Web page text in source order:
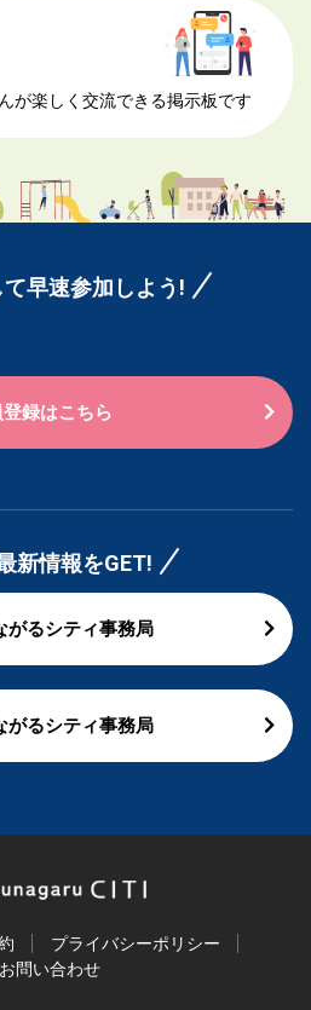
が楽しく交流できる掲示板です
早速参加しよう!
録はこちら
新情報をGET!
がるシティ事務局
がるシティ事務局
プライバシーポリシー
お問い合わせ